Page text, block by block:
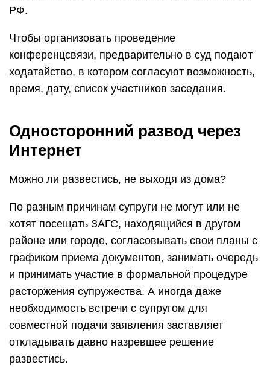
РФ.
Чтобы организовать проведение
конференцсвязи, предварительно в суд подают
ходатайство, в котором согласуют возможность,
время, дату, список участников заседания.
Односторонний развод через
Интернет
Можно ли развестись, не выходя из дома?
По разным причинам супруги не могут или не
хотят посещать ЗАГС, находящийся в другом
районе или городе, согласовывать свои планы с
графиком приема документов, занимать очередь
и принимать участие в формальной процедуре
расторжения супружества. А иногда даже
необходимость встречи с супругом для
совместной подачи заявления заставляет
откладывать давно назревшее решение
развестись.